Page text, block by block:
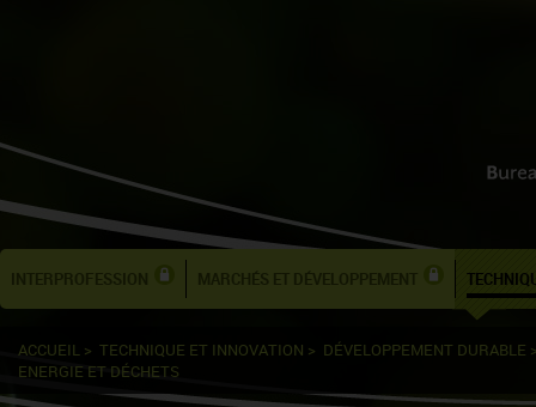
INTERPROFESSION MARCHÉS ET DÉVELOPPEMENT
ACCUEIL > TECHNIQUE ET INNOVATION > DÉVELOPPEMENT DURABLE
ENERGIE ET DÉCHETS